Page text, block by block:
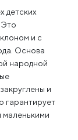
детских
Это
и с
Основа
народной
и
гарантирует
маленькими